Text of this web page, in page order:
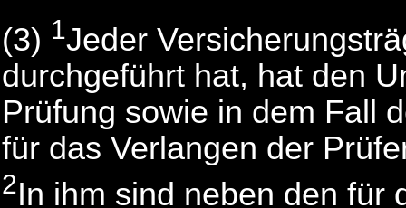
(3) 1Jeder
durchgeführt hat, hat den
Prüfung sowie in dem Fall
für das Verlangen der
2In ihm sind neben den für